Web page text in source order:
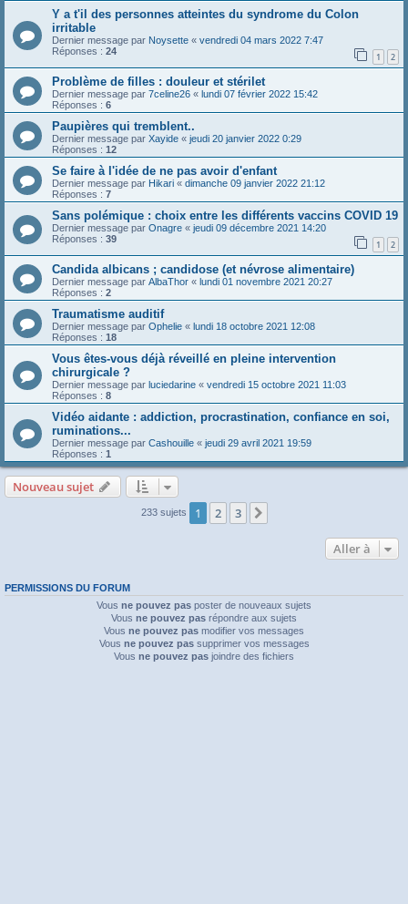
Y a t'il des personnes atteintes du syndrome du Colon
irritable
Dernier message par Noysette « vendredi 04 mars 2022 7:47
Réponses : 24 1 2
Problème de filles : douleur et stérilet
Dernier message par 7celine26 « lundi 07 février 2022 15:42
Réponses : 6
Paupières qui tremblent..
Dernier message par Xayide « jeudi 20 janvier 2022 0:29
Réponses : 12
Se faire à l'idée de ne pas avoir d'enfant
Dernier message par Hikari « dimanche 09 janvier 2022 21:12
Réponses : 7
Sans polémique : choix entre les différents vaccins COVID 19
Dernier message par Onagre « jeudi 09 décembre 2021 14:20
Réponses : 39 1 2
Candida albicans ; candidose (et névrose alimentaire)
Dernier message par AlbaThor « lundi 01 novembre 2021 20:27
Réponses : 2
Traumatisme auditif
Dernier message par Ophelie « lundi 18 octobre 2021 12:08
Réponses : 18
Vous êtes-vous déjà réveillé en pleine intervention
chirurgicale ?
Dernier message par luciedarine « vendredi 15 octobre 2021 11:03
Réponses : 8
Vidéo aidante : addiction, procrastination, confiance en soi,
ruminations...
Dernier message par Cashouille « jeudi 29 avril 2021 19:59
Réponses : 1
Nouveau sujet
233 sujets 1 2 3
Aller à
PERMISSIONS DU FORUM
Vous ne pouvez pas poster de nouveaux sujets
Vous ne pouvez pas répondre aux sujets
Vous ne pouvez pas modifier vos messages
Vous ne pouvez passupprimer vos messages
Vous ne pouvez pas joindre des fichiers